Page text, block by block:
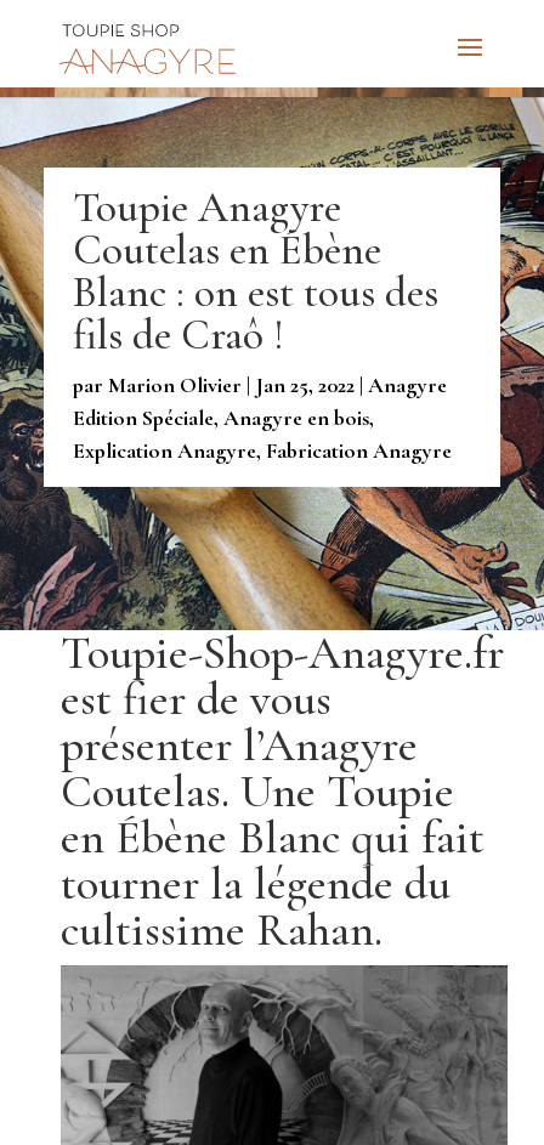
Toupie Anagyre
Coutelas en Ébène
Blanc : on est tous des
fils de Craô !
par Marion Olivier | Jan 25, 2022| Anagyre
Edition Spéciale, Anagyre en bois,
Explication Anagyre, Fabrication Anagyre
Toupie-Shop-Anagyre.fr
est fier de vous
présenter l’Anagyre
Coutelas. Une Toupie
en Ébène Blanc qui fait
tourner la légende du
cultissime Rahan.